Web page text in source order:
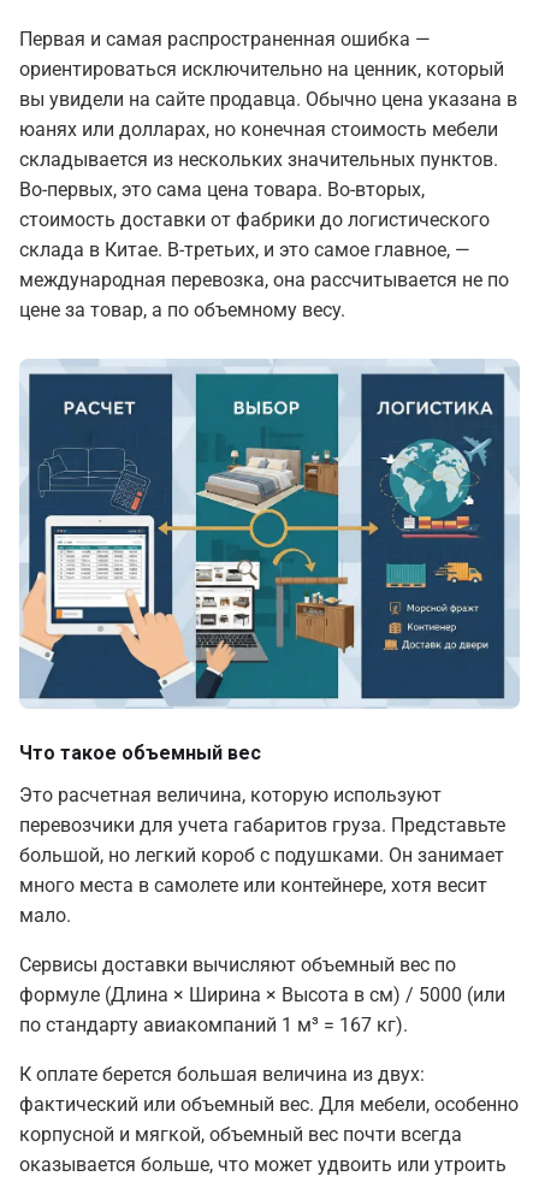
Первая и самая распространенная ошибка —
ориентироваться исключительно на ценник, который
вы увидели на сайте продавца. Обычно цена указана в
юанях или долларах, но конечная стоимость мебели
складывается из нескольких значительных пунктов.
Во-первых, это сама цена товара. Во-вторых,
стоимость доставки от фабрики до логистического
склада в Китае. В-третьих, и это самое главное, —
международная перевозка, она рассчитывается не по
цене за товар, а по объемному весу.
Что такое объемный вес
Это расчетная величина, которую используют
перевозчики для учета габаритов груза. Представьте
большой, но легкий короб с подушками. Он занимает
много места в самолете или контейнере, хотя весит
мало.
Сервисы доставки вычисляют объемный вес по
формуле (Длина × Ширина × Высота в см) / 5000 (или
по стандарту авиакомпаний 1 м³ = 167 кг).
К оплате берется большая величина из двух:
фактический или объемный вес. Для мебели, особенно
корпусной и мягкой, объемный вес почти всегда
оказывается больше, что может удвоить или утроить